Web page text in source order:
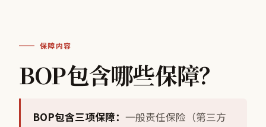
保障内容
BOP包含哪些保障？
BOP包含三项保障： 一般责任保险（第三方